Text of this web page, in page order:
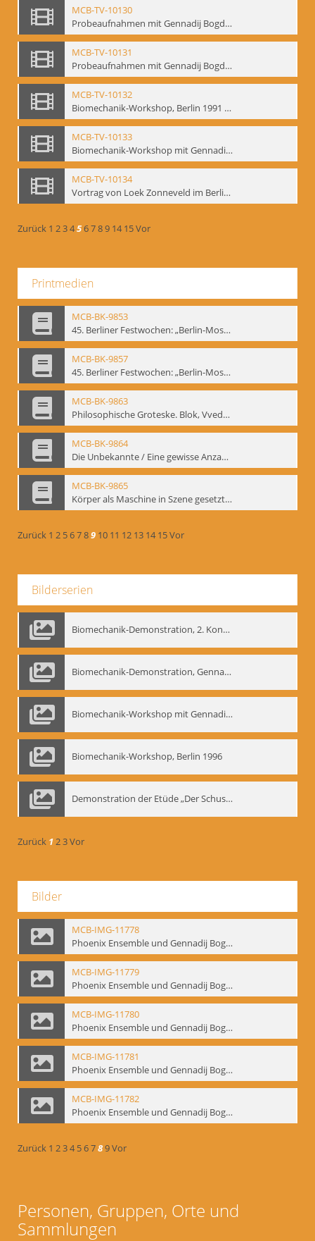
MCB-TV-10130
Probeaufnahmen mit Gennadij Bogdanow und Aufnahmen von Biomechanik-Workshop, Berlin 1991 - Interne Signatur: BM-vid-46
MCB-TV-10131
Probeaufnahmen mit Gennadij Bogdanow und Aufnahmen von Biomechanik-Workshop, Berlin 1991, Ausschnitt 2 - Interne Signatur: BM-vid-46_A2
MCB-TV-10132
Biomechanik-Workshop, Berlin 1991 und Probeaufnahmen mit Gennadij Bogdanow - Interne Signatur: BM-vid-47
MCB-TV-10133
Biomechanik-Workshop mit Gennadij Bogdanow, Berlin 1991 - Interne Signatur: BM-vid-48
MCB-TV-10134
Vortrag von Loek Zonneveld im Berliner Ensemble am 04.10.1991 - Interne Signatur: BM-vid-49
Zurück 1 23456789 14 15Vor
Printmedien
MCB-BK-9853
45. Berliner Festwochen: „Berlin-Moskau. Moskau-Berlin 1900-1950“, Berlin 1995 - interne Signatur: BM-prt-59-1
MCB-BK-9857
45. Berliner Festwochen: „Berlin-Moskau. Moskau-Berlin 1900-1950“, Berlin 1995 - interne Signatur: BM-prt-59-5
MCB-BK-9863
Philosophische Groteske. Blok, Vvedenskij und Meyerhold im bat Studiotheater - interne Signatur: BM-prt-60
MCB-BK-9864
Die Unbekannte / Eine gewisse Anzahl Gespräche - interne Signatur: BM-prt-61
MCB-BK-9865
Körper als Maschine in Szene gesetzt. „bat“-Studiotheater mit Neuinszenierungen - interne Signatur: BM-prt-62
Zurück 1 2 56789 10 11 12 13 14 15Vor
Bilderserien
Biomechanik-Demonstration, 2. Kongress der EMF, Mai 1995
Biomechanik-Demonstration, Gennadij Bogdanow im Berliner Ensemble, 04.10.1991
Biomechanik-Workshop mit Gennadij Nikolajewitsch Bogdanow im Mime Centrum Berlin, 1991
Biomechanik-Workshop, Berlin 1996
Demonstration der Etüde „Der Schuss mit dem Bogen“ durch Gennadij Nikolajewitsch Bogdanow, Berlin 1991
Zurück 123Vor
Bilder
MCB-IMG-11778
Phoenix Ensemble und Gennadij Bogdanow; BM-img-105-4
MCB-IMG-11779
Phoenix Ensemble und Gennadij Bogdanow; BM-img-105-5
MCB-IMG-11780
Phoenix Ensemble und Gennadij Bogdanow; BM-img-105-6
MCB-IMG-11781
Phoenix Ensemble und Gennadij Bogdanow; BM-img-105-7
MCB-IMG-11782
Phoenix Ensemble und Gennadij Bogdanow; BM-img-105-8
Zurück 1 234 56789Vor
Personen, Gruppen, Orte und
Sammlungen